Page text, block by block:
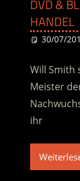
DVD &
HANDEL
30/07/
Will Smith
Meister
ihr